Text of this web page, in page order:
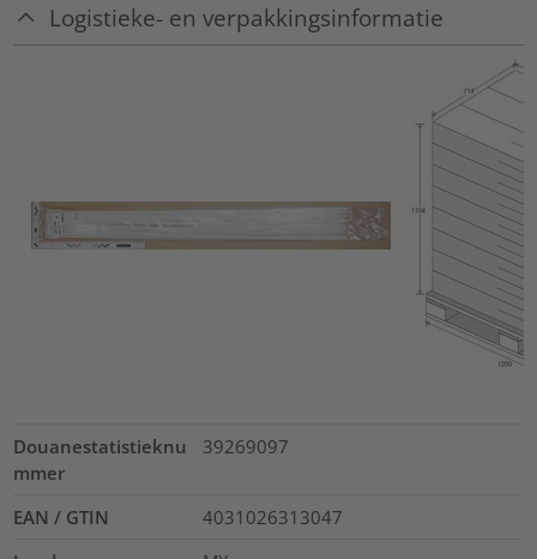
Logistieke- en verpakkingsinformatie
Douanestatistieknu
mmer
39269097
EAN / GTIN
4031026313047